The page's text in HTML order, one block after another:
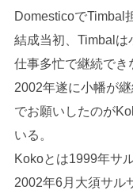
DomesticoでTimbal
結成当初、Timbalは
仕事多忙で継続でき
2002年遂に小幡が
でお願いしたのが
いる。
Kokoとは1999年サ
2002年6月大須サル